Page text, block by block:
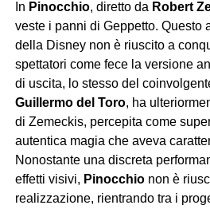
In Pinocchio, diretto da Robert
veste i panni di Geppetto. Questo
della Disney non è riuscito a
spettatori come fece la versione
di uscita, lo stesso del
Guillermo del Toro, ha
di Zemeckis, percepita come
autentica magia che aveva
Nonostante una discreta
effetti visivi, Pinocchionon è
realizzazione, rientrando tra i